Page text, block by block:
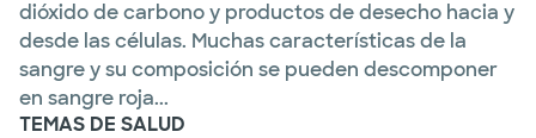
dióxido de carbono y productos de desecho hacia y
desde las células. Muchas características de la
sangre y su composición se pueden descomponer
en sangre roja...
TEMAS DE SALUD